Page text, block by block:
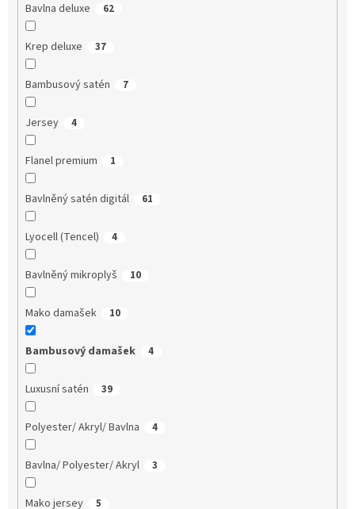
Bavlna deluxe 62
Krep deluxe 37
Bambusový satén 7
Jersey 4
Flanel premium 1
Bavlněný satén digitál 61
Lyocell (Tencel) 4
Bavlněný mikroplyš 10
Mako damašek 10
Bambusový damašek 4
Luxusní satén 39
Polyester/ Akryl/ Bavlna 4
Bavlna/ Polyester/ Akryl 3
Mako jersey 5